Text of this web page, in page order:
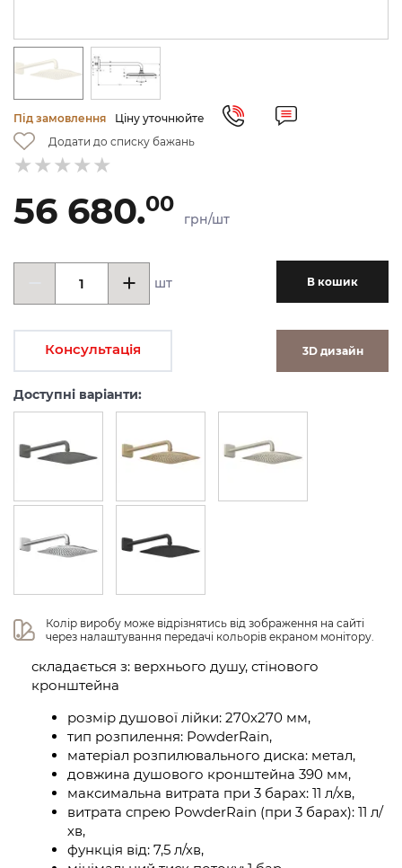
Під замовлення
Ціну уточнюйте
Додати до списку бажань
56 680.00
грн/шт
шт В кошик
Консультація 3D дизайн
Доступні варіанти:
Колір виробу може відрізнятись від зображення на сайті
через налаштування передачі кольорів екраном монітору.
складається з: верхнього душу, стінового
кронштейна
розмір душової лійки: 270х270 мм,
тип розпилення: PowderRain,
матеріал розпилювального диска: метал,
довжина душового кронштейна 390 мм,
максимальна витрата при 3 барах: 11 л/хв,
витрата спрею PowderRain (при 3 барах): 11 л/
хв,
функція від: 7,5 л/хв,